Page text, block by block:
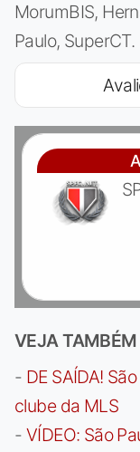
MorumBIS,
Paulo, SuperCT.
VEJA TAMBÉM
- DE SAÍDA!
clube da MLS
- VÍDEO: São